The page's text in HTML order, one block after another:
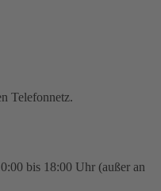
Telefonnetz.
bis 18:00 Uhr (außer an